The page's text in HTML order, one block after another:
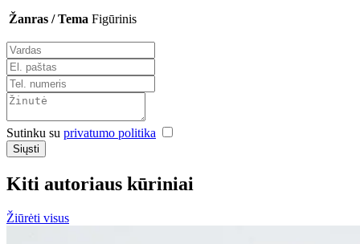
Žanras / Tema Figūrinis
Sutinku su privatumo politika
Siųsti
Kiti autoriaus kūriniai
Žiūrėti visus